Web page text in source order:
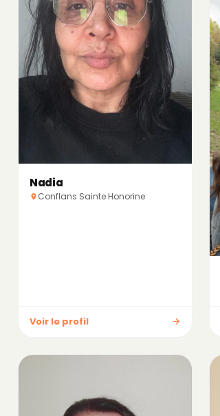
Nadia
Conflans Sainte Honorine
Voir le profil